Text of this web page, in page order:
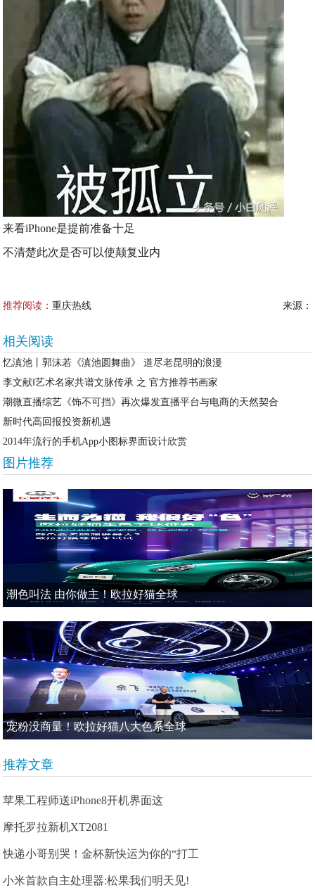
来看iPhone是提前准备十足
不清楚此次是否可以使颠复业内
推荐阅读：重庆热线 来源：
相关阅读
忆滇池丨郭沫若《滇池圆舞曲》 道尽老昆明的浪漫
李文献‖艺术名家共谱文脉传承 之 官方推荐书画家
潮微直播综艺《饰不可挡》再次爆发直播平台与电商的天然契合
新时代高回报投资新机遇
2014年流行的手机App小图标界面设计欣赏
图片推荐
潮色叫法 由你做主！欧拉好猫全球
宠粉没商量！欧拉好猫八大色系全球
推荐文章
苹果工程师送iPhone8开机界面这
摩托罗拉新机XT2081
快递小哥别哭！金杯新快运为你的“打工
小米首款自主处理器:松果我们明天见!